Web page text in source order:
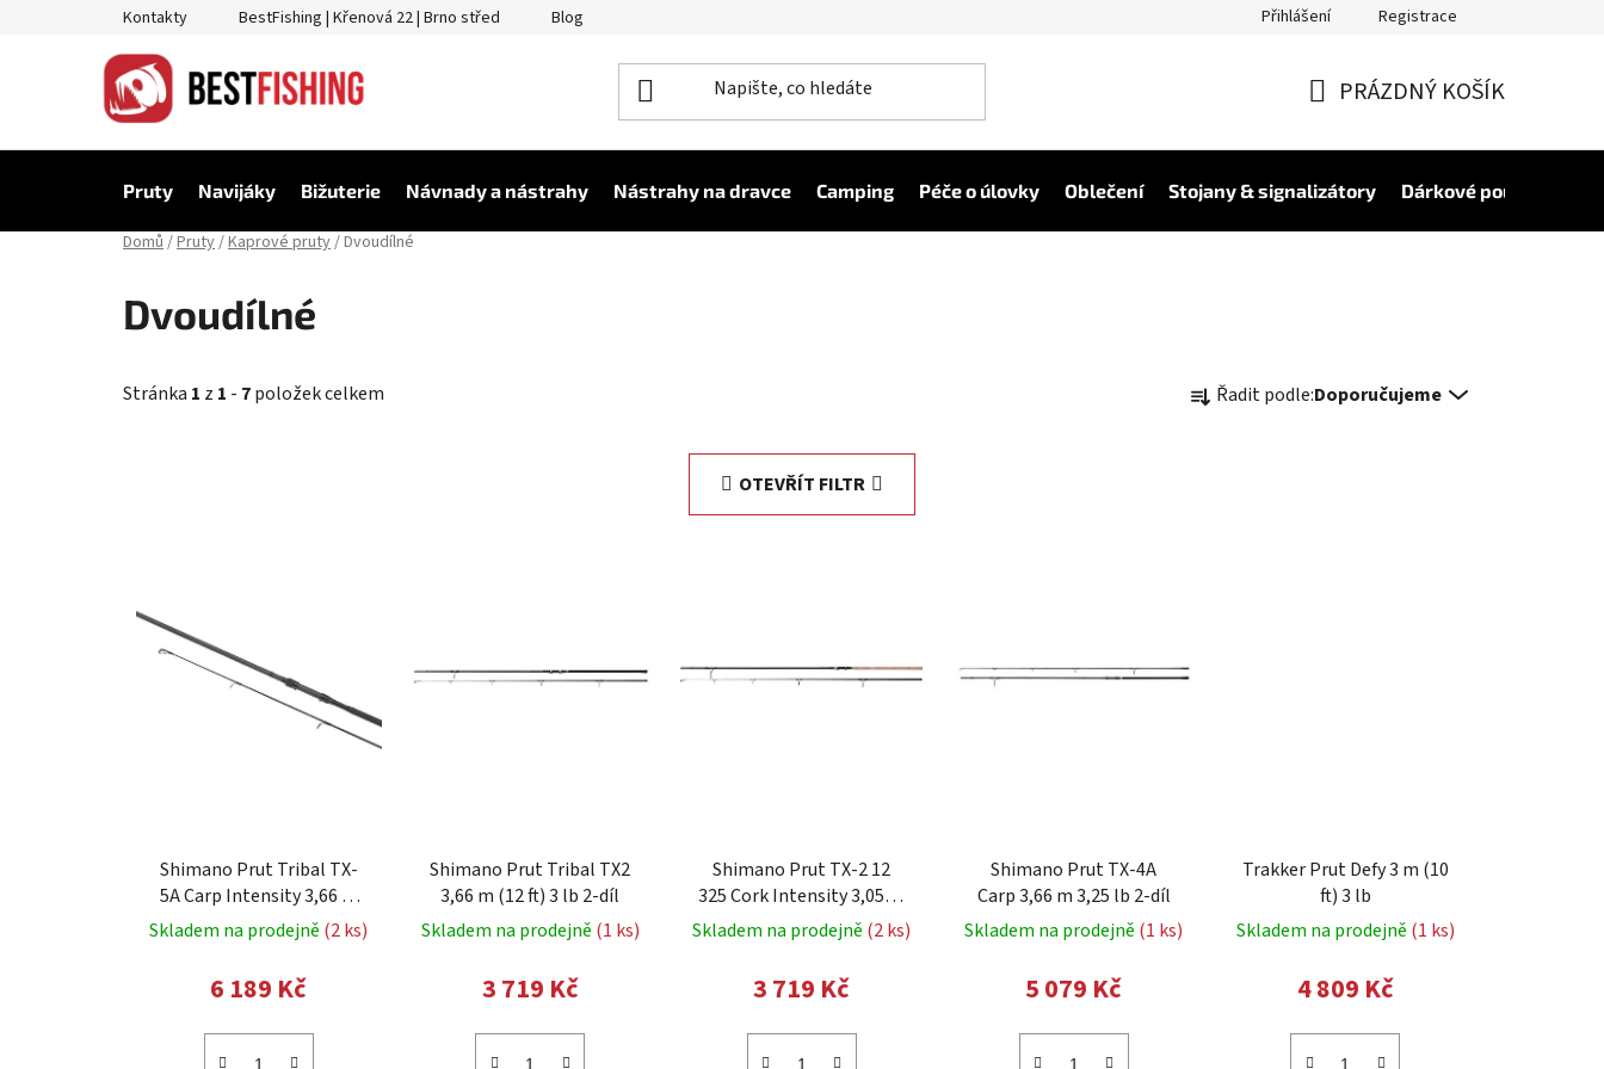
Kontakty BestFishing | Křenová 22 | Brno střed Blog Přihlášení Registrace
KOŠÍK
PRÁZDNÝ KOŠÍK
Pruty Navijáky Bižuterie Návnady a nástrahy Nástrahy na dravce Camping Péče o úlovky Oblečení Stojany & signalizátory Dárkové poukázky
Domů/Pruty/Kaprové pruty/Dvoudílné
Dvoudílné
Stránka 1 z 1 - 7položek celkem
a
u
Řadit podle:Doporučujeme
OTEVŘÍT FILTR
p
Shimano Prut Tribal TX-
5A Carp Intensity 3,66 m
3,5+ lb 2-díl
Skladem na prodejně (2 ks)
6 189 Kč
Shimano Prut Tribal TX2
3,66 m (12 ft) 3 lb 2-díl
Skladem na prodejně (1 ks)
3 719 Kč
Shimano Prut TX-2 12
325 Cork Intensity 3,05 m
10 ft 3 lb 2-díl
Skladem na prodejně (2 ks)
3 719 Kč
Shimano Prut TX-4A
Carp 3,66 m 3,25 lb 2-díl
Skladem na prodejně (1 ks)
5 079 Kč
Trakker Prut Defy 3 m (10
ft) 3 lb
Skladem na prodejně (1 ks)
4 809 Kč